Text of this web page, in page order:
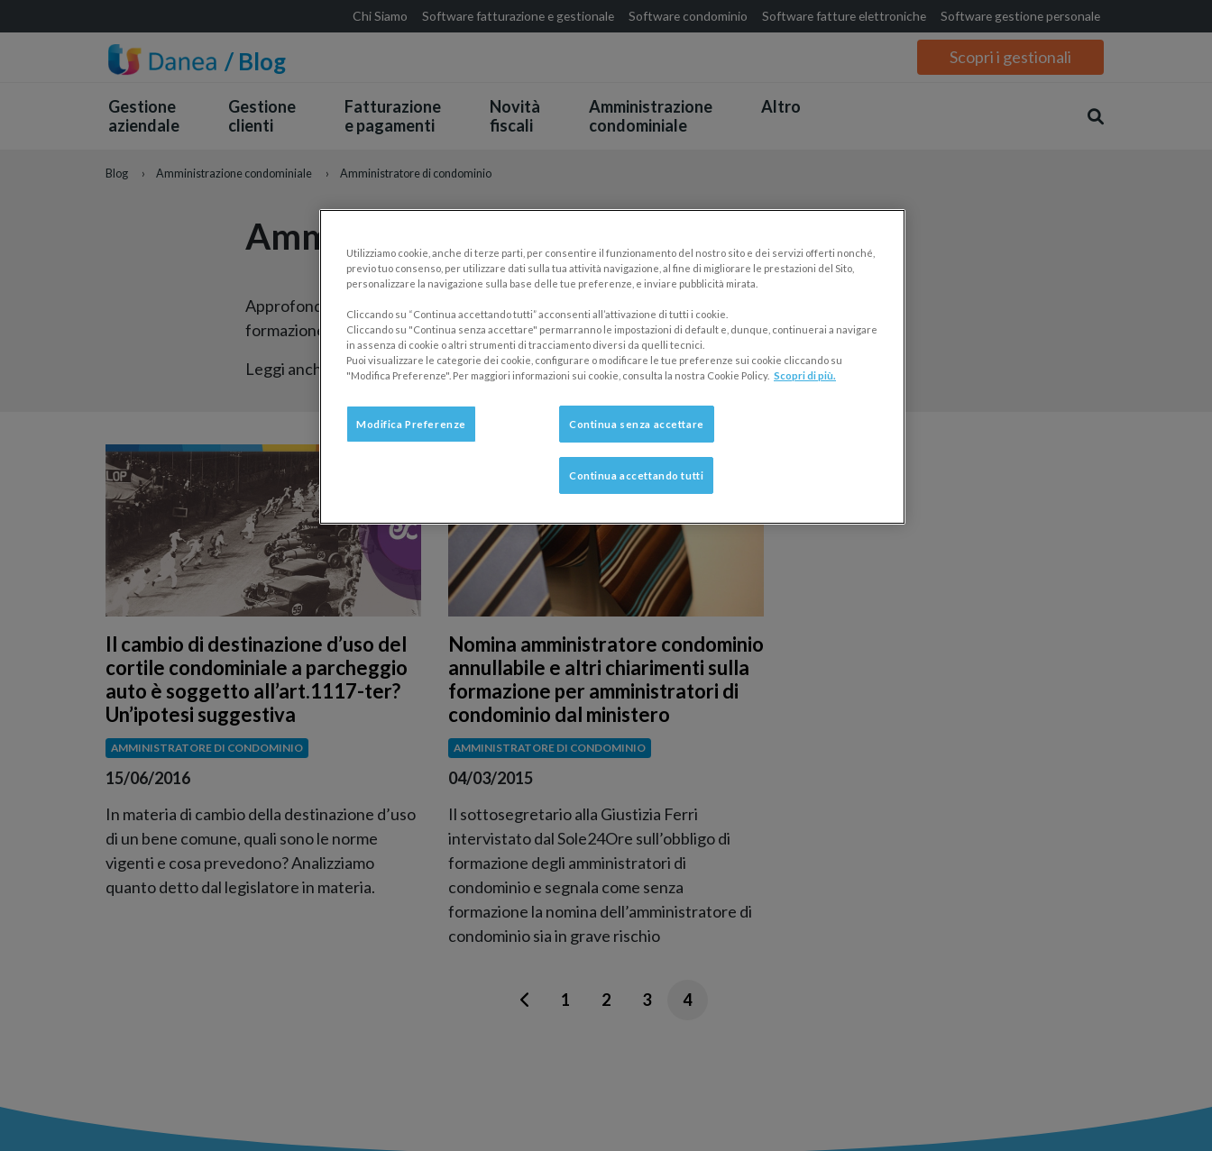
Chi Siamo Software fatturazione e gestionale Software condominio Software fatture elettroniche Software gestione personale
/ Blog Scopri i gestionali
Gestione
aziendale
Gestione
clienti
Fatturazione
e pagamenti
Novità
fiscali
Amministrazione
condominiale
Altro
Blog › Amministrazione condominiale › Amministratore di condominio
Amministratore di condominio
Approfondimenti sul ruolo e sui doveri
dell’amministratore di condominio. Tra i temi trattati:
formazione, compenso e subentro.
Leggi anche la guida perdiventare amministratore di condominio.
Il cambio di destinazione d’uso del
cortile condominiale a parcheggio
auto è soggetto all’art.1117-ter?
Un’ipotesi suggestiva
AMMINISTRATORE DI CONDOMINIO
15/06/2016
In materia di cambio della destinazione d’uso
di un bene comune, quali sono le norme
vigenti e cosa prevedono? Analizziamo
quanto detto dal legislatore in materia.
Nomina amministratore condominio
annullabile e altri chiarimenti sulla
formazione per amministratori di
condominio dal ministero
AMMINISTRATORE DI CONDOMINIO
04/03/2015
Il sottosegretario alla Giustizia Ferri
intervistato dal Sole24Ore sull’obbligo di
formazione degli amministratori di
condominio e segnala come senza
formazione la nomina dell’amministratore di
condominio sia in grave rischio
1 2 3 4
Utilizziamo cookie, anche di terze parti, per consentire il funzionamento del nostro sito e dei servizi offerti nonché,
previo tuo consenso, per utilizzare dati sulla tua attività navigazione, al fine di migliorare le prestazioni del Sito,
personalizzare la navigazione sulla base delle tue preferenze, e inviare pubblicità mirata.
Cliccando su “Continua accettando tutti” acconsenti all’attivazione di tutti i cookie.
Cliccando su "Continua senza accettare" permarranno le impostazioni di default e, dunque, continuerai a navigare
in assenza di cookie o altri strumenti di tracciamento diversi da quelli tecnici.
Puoi visualizzare le categorie dei cookie, configurare o modificare le tue preferenze sui cookie cliccando su
"Modifica Preferenze". Per maggiori informazioni sui cookie, consulta la nostra Cookie Policy. Scopri di più.
Modifica Preferenze Continua senza accettare
Continua accettando tutti